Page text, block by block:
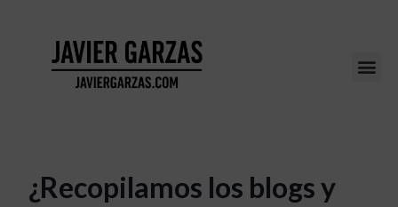
¿Recopilamos los blogs y